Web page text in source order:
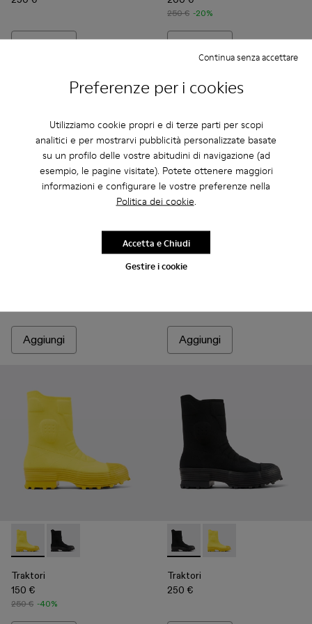
Preferenze per i cookies
Utilizziamo cookie propri e di terze parti per scopi
analitici e per mostrarvi pubblicità personalizzate basate
su un profilo delle vostre abitudini di navigazione (ad
esempio, le pagine visitate). Potete ottenere maggiori
informazioni e configurare le vostre preferenze nella
Politica dei cookie.
Gestire i cookie
Continua senza accettare
Accetta e Chiudi
Aggiungi
250 € -20%
Aggiungi
Tossu - A500005-001 - Sneaker con gabbia bianca
Tossu - A500005-040
Tossu - A500005-034
Tossu - A500005-033
Tossu - A500005-032
Tossu - A500005-031
Aggiungi
Tossu
165 €
275 €
Aggiungi
Traktori - A700003-002 - Yellow
Traktori - A700003-001 - Black
Traktori
150 €
250 € -40%
Traktori - A700003-001 -
Traktori - A700003-
Traktori
250 €